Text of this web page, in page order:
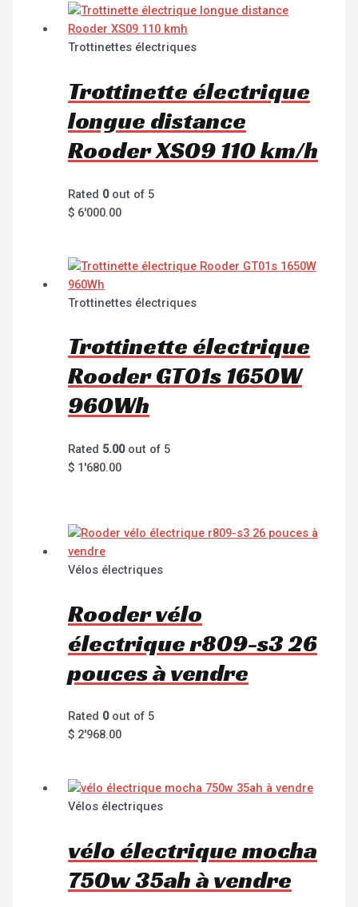
Trottinettes électriques
Trottinette électrique
longue distance
Rooder XS09 110 km/h
Rated 0out of 5
$ 6'000.00
Trottinettes électriques
Trottinette électrique
Rooder GT01s 1650W
960Wh
Rated 5.00out of 5
$ 1'680.00
Vélos électriques
Rooder vélo
électrique r809-s3 26
pouces à vendre
Rated 0out of 5
$ 2'968.00
Vélos électriques
vélo électrique mocha
750w 35ah à vendre